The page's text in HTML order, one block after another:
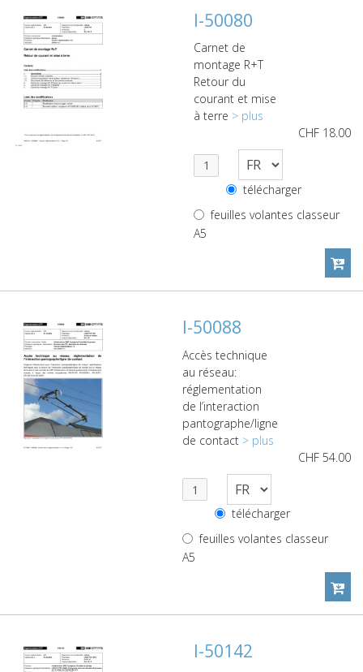
I-50080
Carnet de
montage R+T
Retour du
courant et mise
à terre > plus
CHF 18.00
télécharger
feuilles volantes classeur
A5
I-50088
Accès technique
au réseau:
réglementation
de l’interaction
pantographe/ligne
de contact > plus
CHF 54.00
télécharger
feuilles volantes classeur
A5
I-50142